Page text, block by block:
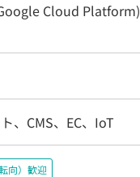
Cloud Platform)
、CMS、EC、IoT
向）歓迎